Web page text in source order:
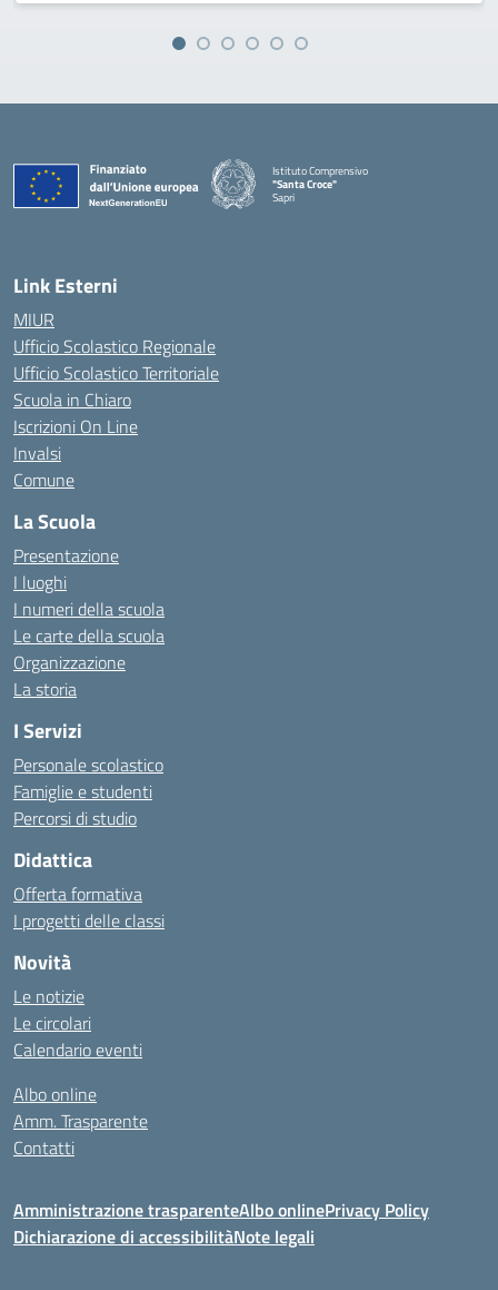
Istituto Comprensivo
"Santa Croce"
Sapri
— Visita la pagina iniziale della scuola
Link Esterni
MIUR
Ufficio Scolastico Regionale
Ufficio Scolastico Territoriale
Scuola in Chiaro
Iscrizioni On Line
Invalsi
Comune
La Scuola
Presentazione
I luoghi
I numeri della scuola
Le carte della scuola
Organizzazione
La storia
I Servizi
Personale scolastico
Famiglie e studenti
Percorsi di studio
Didattica
Offerta formativa
I progetti delle classi
Novità
Le notizie
Le circolari
Calendario eventi
Albo online
Amm. Trasparente
Contatti
Amministrazione trasparenteAlbo onlinePrivacy Policy
Dichiarazione di accessibilitàNote legali